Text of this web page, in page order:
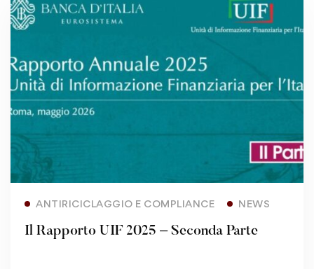
ANTIRICICLAGGIO E COMPLIANCE NEWS
Il Rapporto UIF 2025 – Seconda Parte